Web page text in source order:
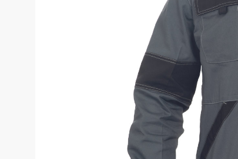
Брюки
Противопожарное оборудование